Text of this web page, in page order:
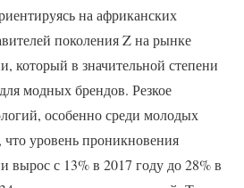
на африканских
поколения Z на рынке
который в значительной степени
модных брендов. Резкое
особенно среди молодых
уровень проникновения
вырос с 13% в 2017 году до 28% в